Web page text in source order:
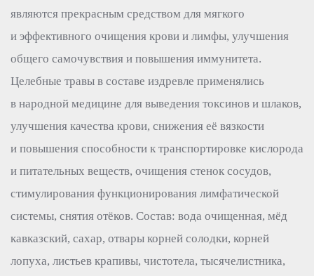
являются прекрасным средством для мягкого
и эффективного очищения крови и лимфы, улучшения
общего самочувствия и повышения иммунитета.
Целебные травы в составе издревле применялись
в народной медицине для выведения токсинов и шлаков,
улучшения качества крови, снижения её вязкости
и повышения способности к транспортировке кислорода
и питательных веществ, очищения стенок сосудов,
стимулирования функционирования лимфатической
системы, снятия отёков. Состав: вода очищенная, мёд
кавказский, сахар, отвары корней солодки, корней
лопуха, листьев крапивы, чистотела, тысячелистника,